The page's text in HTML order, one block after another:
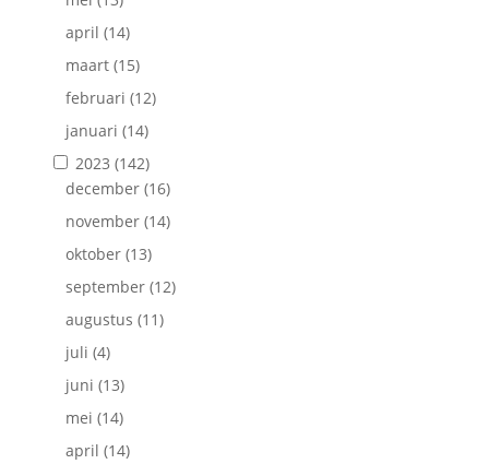
april (14)
maart(15)
februari (12)
januari (14)
2023 (142)
december(16)
november(14)
oktober(13)
september(12)
augustus (11)
juli (4)
juni (13)
mei (14)
april (14)